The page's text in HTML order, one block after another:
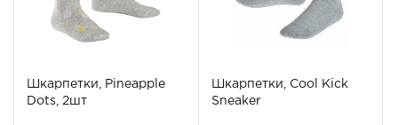
Шкарпетки, Pineapple
Dots, 2шт
Шкарпетки, Cool Kick
Sneaker